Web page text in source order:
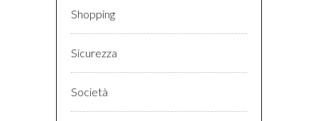
Shopping
Sicurezza
Società